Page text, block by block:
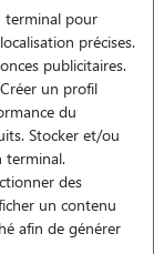
des oiseaux
lors des absences
il nous semble être
au long cours,
terminal pour
précises.
publicitaires.
un profil
du
Stocker et/ou
terminal.
des
un contenu
afin de générer